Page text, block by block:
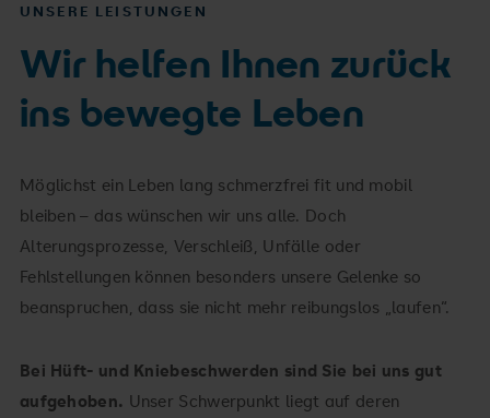
UNSERE LEISTUNGEN
Wir helfen Ihnen zurück
ins bewegte Leben
Möglichst ein Leben lang schmerzfrei fit und mobil
bleiben – das wünschen wir uns alle. Doch
Alterungsprozesse, Verschleiß, Unfälle oder
Fehlstellungen können besonders unsere Gelenke so
beanspruchen, dass sie nicht mehr reibungslos „laufen“.
Bei Hüft- und Kniebeschwerden sind Sie bei uns gut
aufgehoben. Unser Schwerpunkt liegt auf deren